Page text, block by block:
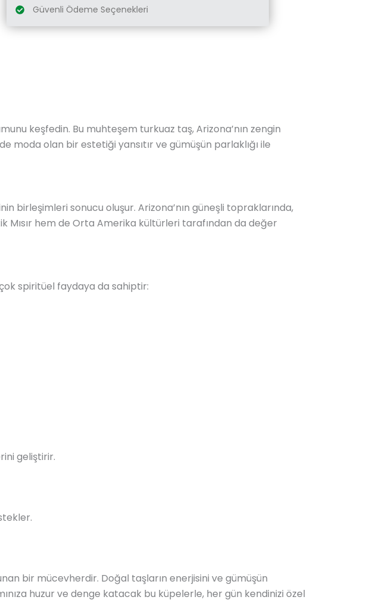
Güvenli Ödeme Seçenekleri
keşfedin. Bu muhteşem turkuaz taş, Arizona’nın zengin
moda olan bir estetiği yansıtır ve gümüşün parlaklığı ile
birleşimleri sonucu oluşur. Arizona’nın güneşli topraklarında,
Mısır hem de Orta Amerika kültürleri tarafından da değer
spiritüel faydaya da sahiptir:
geliştirir.
bir mücevherdir. Doğal taşların enerjisini ve gümüşün
huzur ve denge katacak bu küpelerle, her gün kendinizi özel